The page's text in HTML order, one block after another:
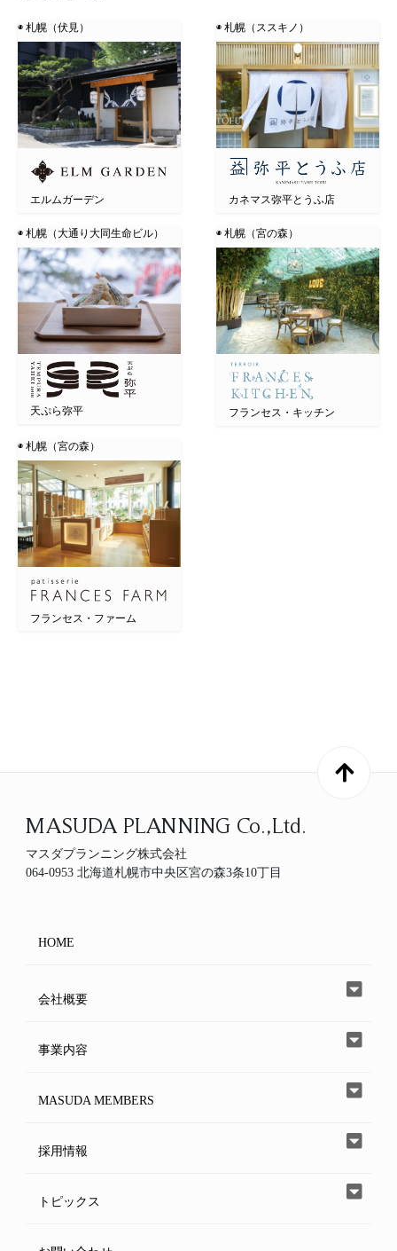
◉ 札幌（伏見）
エルムガーデン
◉ 札幌（ススキノ）
カネマス弥平とうふ店
◉ 札幌（大通り大同生命ビル）
天ぷら弥平
◉ 札幌（宮の森）
フランセス・キッチン
◉ 札幌（宮の森）
フランセス・ファーム
MASUDA PLANNING Co.,Ltd.
マスダプランニング株式会社
064-0953 北海道札幌市中央区宮の森3条10丁目
HOME
会社概要
事業内容
MASUDA MEMBERS
採用情報
トピックス